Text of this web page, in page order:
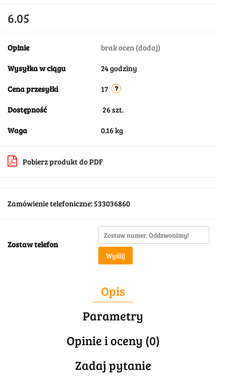
6.05
Opinie brak ocen (dodaj)
Wysyłka w ciągu 24 godziny
Cena przesyłki 17
Dostępność 26szt.
Waga 0.16 kg
Pobierz produkt do PDF
Zamówienie telefoniczne: 533036860
Zostaw telefon
Wyślij
Opis
Parametry
Opinie i oceny (0)
Zadaj pytanie